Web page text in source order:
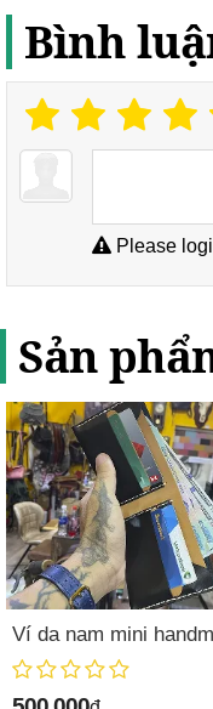
Bình
Please
Sản
Ví da nam mini